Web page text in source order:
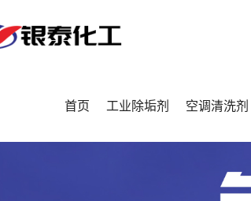
首页 工业除垢剂 空调清洗剂